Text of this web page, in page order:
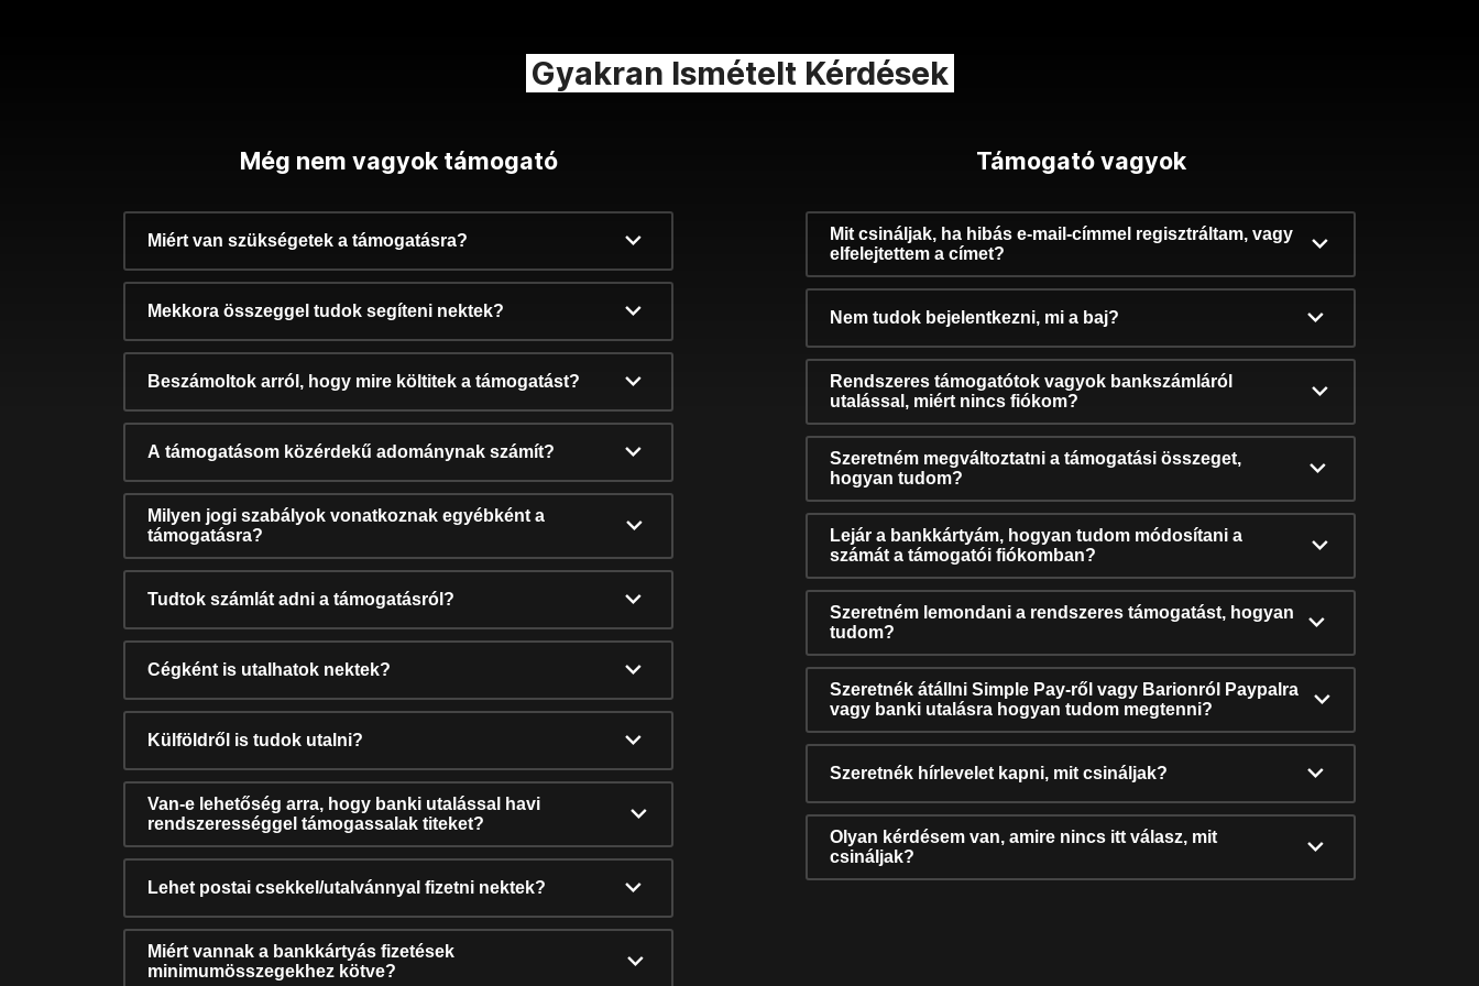
Gyakran Ismételt Kérdések
Még nem vagyok támogató
Miért van szükségetek a támogatásra?
Mekkora összeggel tudok segíteni nektek?
Beszámoltok arról, hogy mire költitek a támogatást?
A támogatásom közérdekű adománynak számít?
Milyen jogi szabályok vonatkoznak egyébként a
támogatásra?
Tudtok számlát adni a támogatásról?
Cégként is utalhatok nektek?
Külföldről is tudok utalni?
Van-e lehetőség arra, hogy banki utalással havi
rendszerességgel támogassalak titeket?
Lehet postai csekkel/utalvánnyal fizetni nektek?
Miért vannak a bankkártyás fizetések
minimumösszegekhez kötve?
Támogató vagyok
Mit csináljak, ha hibás e-mail-címmel regisztráltam, vagy
elfelejtettem a címet?
Nem tudok bejelentkezni, mi a baj?
Rendszeres támogatótok vagyok bankszámláról
utalással, miért nincs fiókom?
Szeretném megváltoztatni a támogatási összeget,
hogyan tudom?
Lejár a bankkártyám, hogyan tudom módosítani a
számát a támogatói fiókomban?
Szeretném lemondani a rendszeres támogatást, hogyan
tudom?
Szeretnék átállni Simple Pay-ről vagy Barionról Paypalra
vagy banki utalásra hogyan tudom megtenni?
Szeretnék hírlevelet kapni, mit csináljak?
Olyan kérdésem van, amire nincs itt válasz, mit
csináljak?